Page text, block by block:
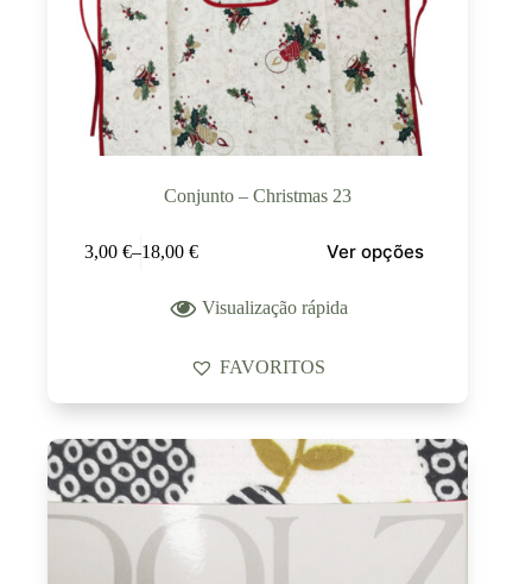
Conjunto – Christmas 23
3,00 €–18,00 € Ver opções
Visualização rápida
FAVORITOS